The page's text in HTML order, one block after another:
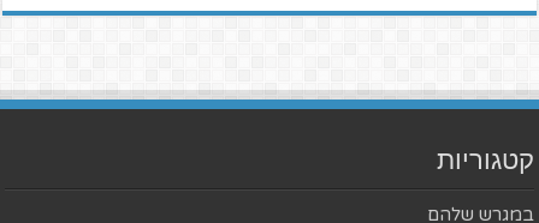
קטגוריות
במגרש שלהם